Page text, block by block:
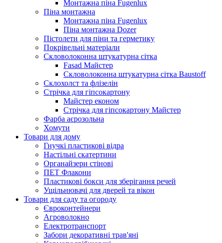
Монтажна піна Fugenlux
Піна монтажна
Монтажна піна Fugenlux
Піна монтажна Dozer
Пістолети для піни та герметику
Покрівельні матеріали
Скловолоконна штукатурна сітка
Fasad Майстер
Скловолоконна штукатурна сітка Baustoff
Склохолст та флізелін
Стрічка для гіпсокартону
Майстер економ
Стрічка для гіпсокартону Майстер
Фарба аєрозольна
Хомути
Товари для дому
Гнучкі пластикові відра
Настільні скатертини
Органайзери стінові
ПЕТ Флакони
Пластикові бокси для зберігання речей
Ущільнювачі для дверей та вікон
Товари для саду та огороду
Євроконтейнери
Агроволокно
Електротранспорт
Забори декоративні трав'яні